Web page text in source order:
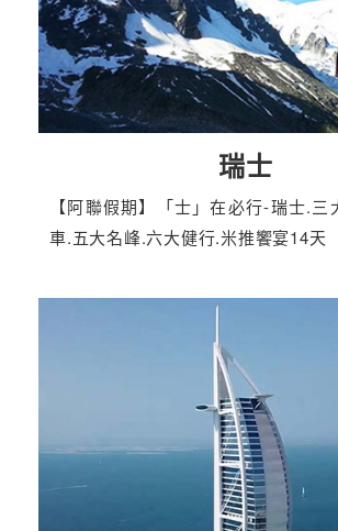
瑞士
【阿聯假期】「士」在必行-瑞士.三
車.五大名峰.六大健行.米推饗宴14天